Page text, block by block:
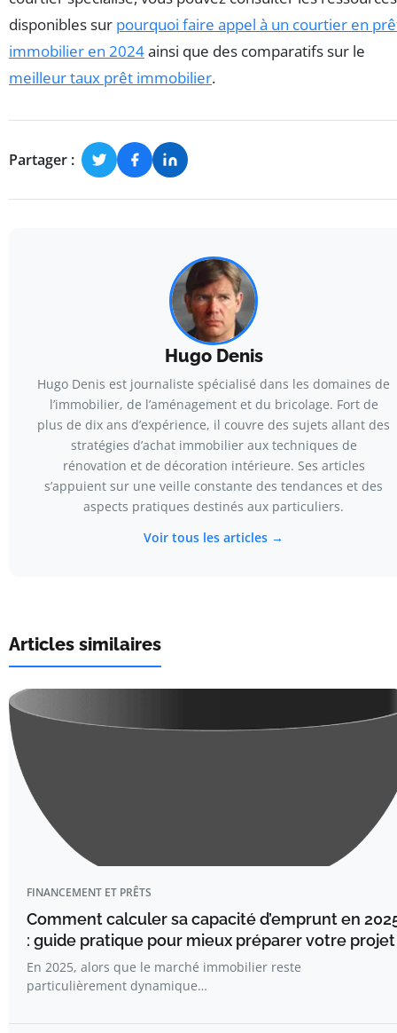
disponibles sur pourquoi faire appel à un courtier en
immobilier en 2024ainsi que des comparatifs sur le
meilleur taux prêt immobilier.
Partager :
Hugo Denis
Hugo Denis est journaliste spécialisé dans les domaines de
l’immobilier, de l’aménagement et du bricolage. Fort de
plus de dix ans d’expérience, il couvre des sujets allant des
stratégies d’achat immobilier aux techniques de
rénovation et de décoration intérieure. Ses articles
s’appuient sur une veille constante des tendances et des
aspects pratiques destinés aux particuliers.
Voir tous les articles →
Articles similaires
FINANCEMENT ET PRÊTS
Comment calculer sa capacité d’emprunt en
: guide pratique pour mieux préparer votre projet
En 2025, alors que le marché immobilier reste
particulièrement dynamique…